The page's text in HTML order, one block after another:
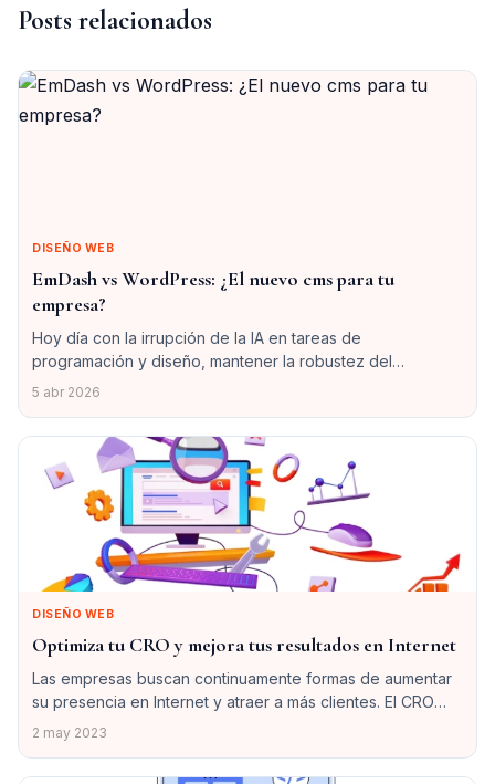
Posts relacionados
DISEÑO WEB
EmDash vs WordPress: ¿El nuevo cms para tu
empresa?
Hoy día con la irrupción de la IA en tareas de
programación y diseño, mantener la robustez del
ecosistema de WordPress o apostar por la agilidad de las
5 abr 2026
DISEÑO WEB
Optimiza tu CRO y mejora tus resultados en Internet
Las empresas buscan continuamente formas de aumentar
su presencia en Internet y atraer a más clientes. El CRO
(Conversion Rate Optimization) es un elemento crítico de
2 may 2023